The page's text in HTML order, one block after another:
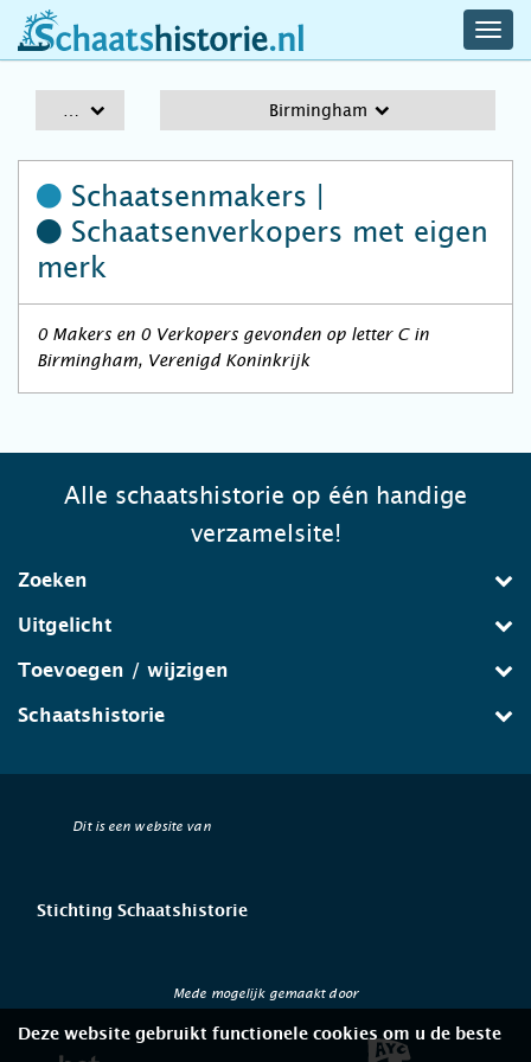
schaatshistorie.nl
Birmingham
Schaatsenmakers |
Schaatsenverkopers met eigen
merk
0 Makers en 0 Verkopers gevonden op letter C in
Birmingham, Verenigd Koninkrijk
Alle schaatshistorie op één handige
verzamelsite!
Zoeken
Uitgelicht
Toevoegen / wijzigen
Schaatshistorie
Dit is een website van
Stichting Schaatshistorie
Mede mogelijk gemaakt door
Deze website gebruikt functionele cookies om u de beste